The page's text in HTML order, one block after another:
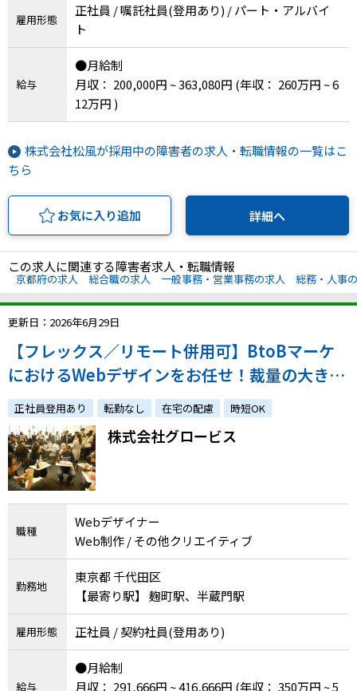
雇用形態
正社員 / 嘱託社員(登用あり) / パート・アルバイ
ト
給与
●月給制
月収： 200,000円 ~ 363,080円 (年収： 260万円 ~ 6
12万円 )
株式会社松風が採用中の障害者の求人・転職情報の一覧はこ
ちら
お気に入り追加 詳細へ
この求人に関連する障害者求人・転職情報
京都府の求人 総合職の求人 一般事務・営業事務の求人 総務・人事
更新日：2026年6月29日
【フレックス／リモート併用可】BtoBマーケ
におけるWebデザインをお任せ！裁量の大きな
環境で専門性を高めませんか？
正社員登用あり 転勤なし 在宅の配慮 時短OK
株式会社グロービス
職種
Webデザイナー
Web制作 / その他クリエイティブ
勤務地
東京都 千代田区
【最寄り駅】 麹町駅、半蔵門駅
雇用形態 正社員 / 契約社員(登用あり)
給与
●月給制
月収： 291,666円 ~ 416,666円 (年収： 350万円 ~ 5